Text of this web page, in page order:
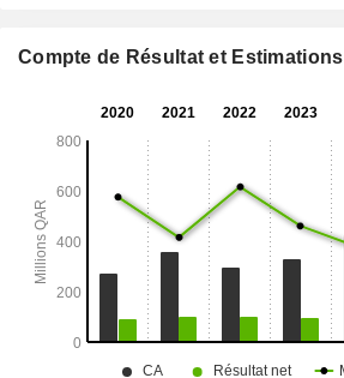
Compte de Résultat et Estimations